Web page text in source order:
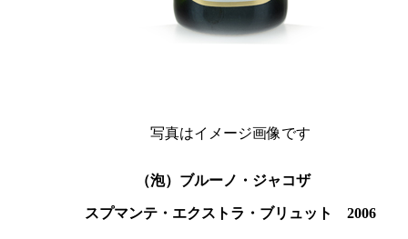
写真はイメージ画像です
（泡）ブルーノ・ジャコザ
スプマンテ・エクストラ・ブリュット 2006